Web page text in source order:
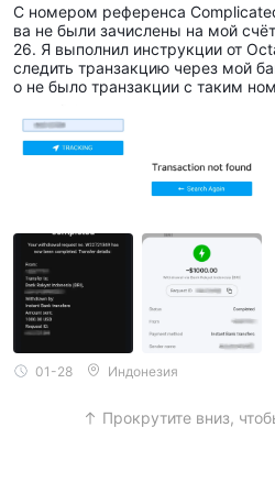
С номером референса
ва не были зачислены на мой
26. Я выполнил инструкции от
следить транзакцию через мой
о не было транзакции с таким
тория операций за этот месяц
вает транзакции на сумму,
я информация, которую я
ится на дальнейшем
й день решения так и не
01-28 Индонезия
Прокрутите вниз,